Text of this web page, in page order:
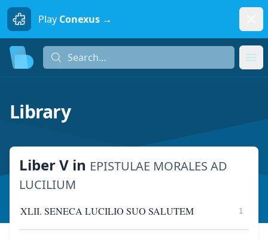
Play Conexus →
Search...
Library
Liber V in EPISTULAE MORALES AD
LUCILIUM
XLII. SENECA LUCILIO SUO SALUTEM 1